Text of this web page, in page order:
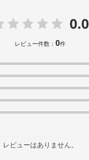
0.0
レビュー件数：0件
レビューはありません。